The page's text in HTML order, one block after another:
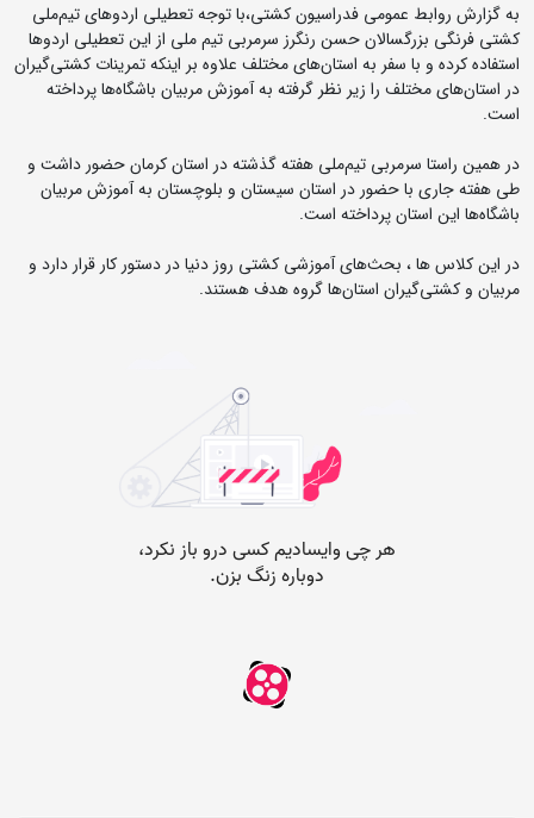
به گزارش روابط عمومی فدراسیون کشتی،با توجه تعطیلی اردوهای تیم‌ملی
کشتی فرنگی بزرگسالان حسن رنگرز سرمربی تیم ملی از این تعطیلی اردوها
استفاده کرده و با سفر به استان‌های مختلف علاوه بر اینکه تمرینات کشتی‌گیران
در استان‌های مختلف را زیر نظر گرفته به آموزش مربیان باشگاه‌ها پرداخته
است.
در همین راستا سرمربی تیم‌ملی هفته گذشته در استان کرمان حضور داشت و
طی هفته جاری با حضور در استان سیستان و بلوچستان به آموزش مربیان
باشگاه‌ها این استان پرداخته است.
در این کلاس ها ، بحث‌های آموزشی کشتی روز دنیا در دستور کار قرار دارد و
مربیان و کشتی‌گیران استان‌ها گروه هدف هستند.